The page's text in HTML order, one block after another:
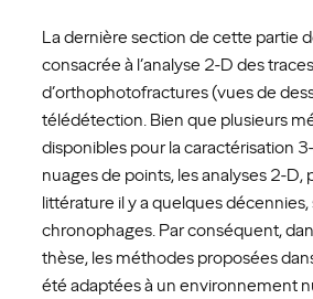
La dernière section de cette partie
consacrée à l’analyse 2-D des traces
d’orthophotofractures (vues de
télédétection. Bien que plusieurs
disponibles pour la caractérisation
nuages ​​de points, les analyses 2-D,
littérature il y a quelques
chronophages. Par conséquent,
thèse, les méthodes proposées
été adaptées à un environnement